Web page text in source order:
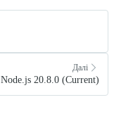
Далі
Node.js 20.8.0 (Current)